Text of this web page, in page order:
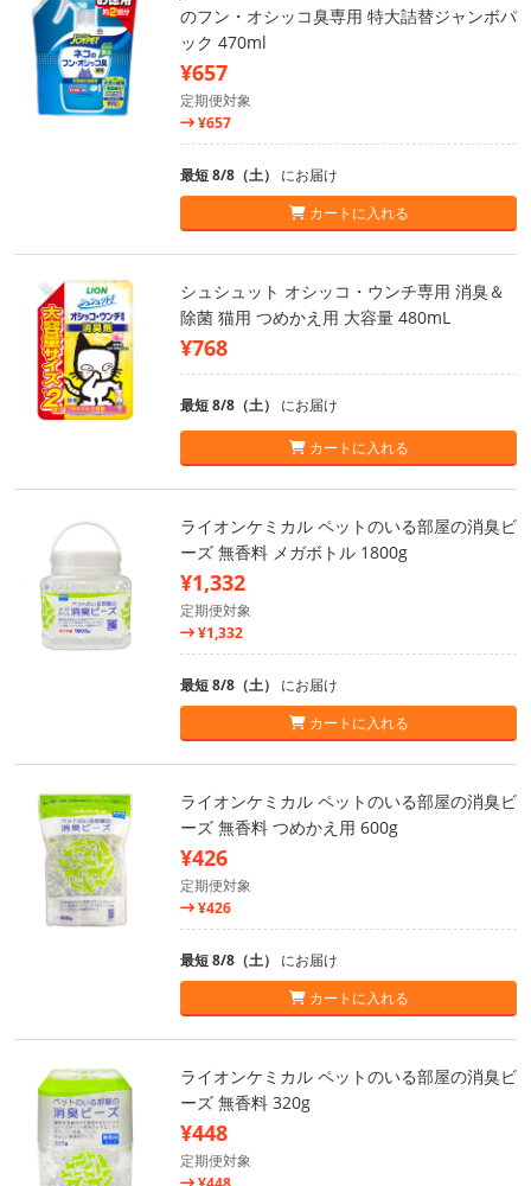
のフン・オシッコ臭専用 特大詰替ジャンボパ
ック 470ml
¥657
定期便対象
¥657
最短 8/8（土） にお届け
カートに入れる
シュシュット オシッコ・ウンチ専用 消臭＆
除菌 猫用 つめかえ用 大容量 480mL
¥768
最短 8/8（土） にお届け
カートに入れる
ライオンケミカル ペットのいる部屋の消臭ビ
ーズ 無香料 メガボトル 1800g
¥1,332
定期便対象
¥1,332
最短 8/8（土） にお届け
カートに入れる
ライオンケミカル ペットのいる部屋の消臭ビ
ーズ 無香料 つめかえ用 600g
¥426
定期便対象
¥426
最短 8/8（土） にお届け
カートに入れる
ライオンケミカル ペットのいる部屋の消臭ビ
ーズ 無香料 320g
¥448
定期便対象